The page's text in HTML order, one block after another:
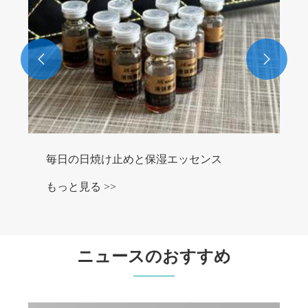
毎日の日焼け止めと保湿エッセンス
もっと見る >>
 
ニュースのおすすめ